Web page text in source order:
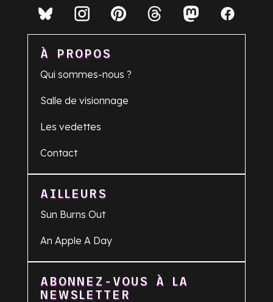
À PROPOS
Qui sommes-nous ?
Salle de visionnage
Les vedettes
Contact
AILLEURS
Sun Burns Out
An Apple A Day
ABONNEZ-VOUS À LA
NEWSLETTER